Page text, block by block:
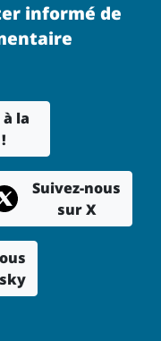
informé de
la
Suivez-nous
sur X